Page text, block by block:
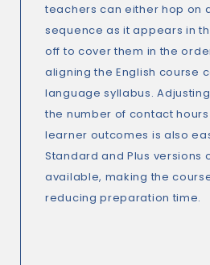
teachers can either hop on
sequence as it appears in
off to cover them in the
aligning the English course
language syllabus.
the number of contact
learner outcomes is also
Standard and Plus versions
available, making the
reducing preparation time.